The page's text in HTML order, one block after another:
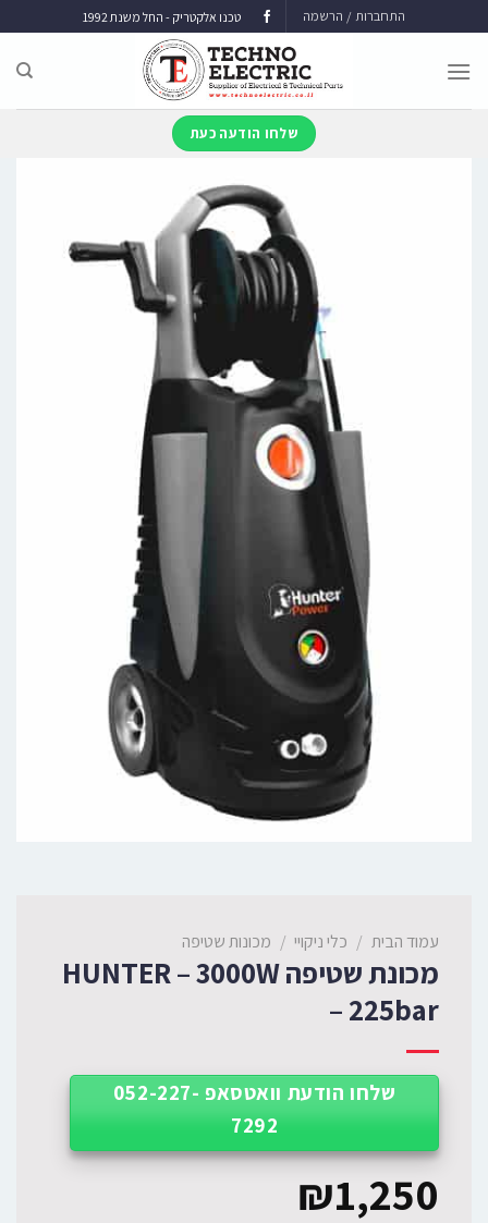
התחברות / הרשמה טכנו אלקטריק - החל משנת 1992
שלחו הודעה כעת
עמוד הבית / כלי ניקויי / מכונות שטיפה
מכונת שטיפה HUNTER – 3000W
– 225bar
שלחו הודעת וואטסאפ 052-227-
7292
₪1,250